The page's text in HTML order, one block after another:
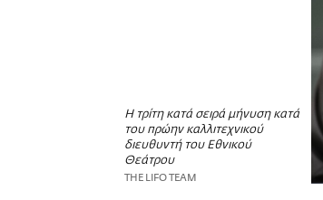
Η τρίτη κατά σειρά μήνυση κατά
του πρώην καλλιτεχνικού
διευθυντή του Εθνικού
Θεάτρου
THE LIFO TEAM